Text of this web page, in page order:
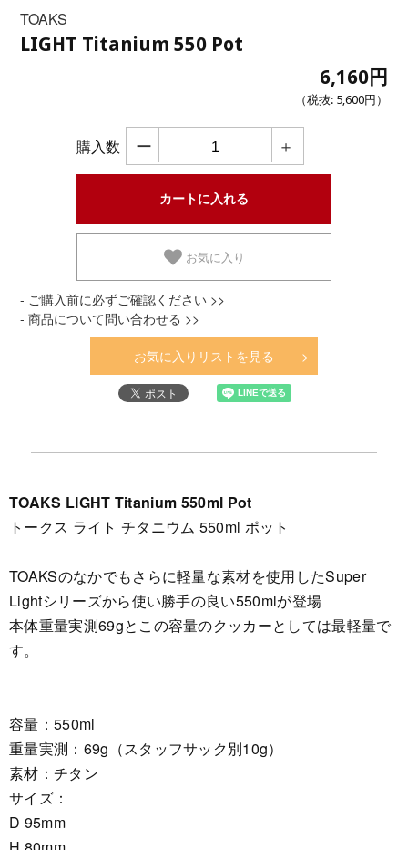
TOAKS
LIGHT Titanium 550 Pot
6,160円
（税抜: 5,600円 ）
購入数 ー ＋
お気に入り
- ご購入前に必ずご確認ください >>
- 商品について問い合わせる >>
お気に入りリストを見る
TOAKS LIGHT Titanium 550ml Pot
トークス ライト チタニウム 550ml ポット
TOAKSのなかでもさらに軽量な素材を使用したSuper
Lightシリーズから使い勝手の良い550mlが登場
本体重量実測69gとこの容量のクッカーとしては最軽量で
す。
容量：550ml
重量実測：69g（スタッフサック別10g）
素材：チタン
サイズ：
D 95mm